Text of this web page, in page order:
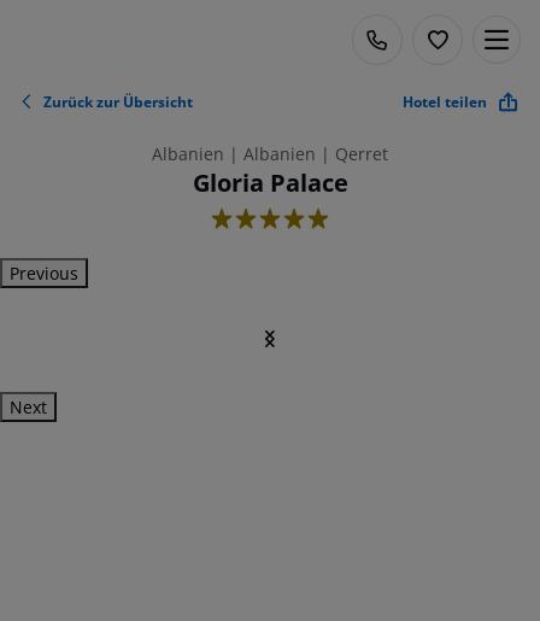
Zurück zur Übersicht Hotel teilen
Albanien | Albanien | Qerret
Gloria Palace
5
Previous
Next